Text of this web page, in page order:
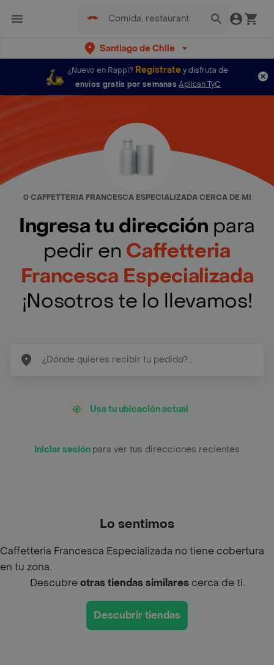
Santiago de Chile
¿Nuevo en Rappi? Regístratey disfruta de
envíos gratis por semanas Aplican TyC
0 CAFFETTERIA FRANCESCA ESPECIALIZADA CERCA DE MI
Ingresa tu dirección para
pedir en Caffetteria
Francesca Especializada
¡Nosotros te lo llevamos!
Usa tu ubicación actual
Iniciar sesión para ver tus direcciones recientes
Lo sentimos
Caffetteria Francesca Especializada no tiene cobertura
en tu zona.
Descubreotras tiendas similarescerca de ti.
Descubrir tiendas